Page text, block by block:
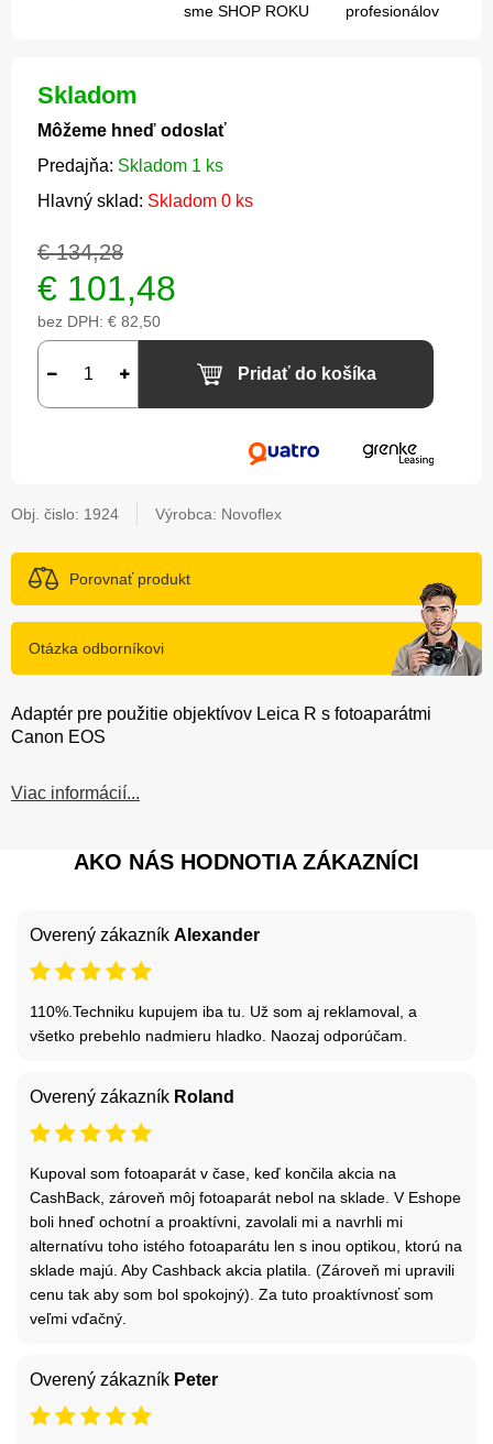
sme SHOP ROKU
profesionálov
Skladom
Môžeme hneď odoslať
Predajňa: Skladom 1 ks
Hlavný sklad: Skladom 0 ks
€ 134,28
€ 101,48
bez DPH: € 82,50
Pridať do košíka
Obj. čislo: 1924 Výrobca: Novoflex
Porovnať produkt
Otázka odborníkovi
Adaptér pre použitie objektívov Leica R s fotoaparátmi
Canon EOS
Viac informácií...
AKO NÁS HODNOTIA ZÁKAZNÍCI
Overený zákazník Alexander
110%.Techniku kupujem iba tu. Už som aj reklamoval, a
všetko prebehlo nadmieru hladko. Naozaj odporúčam.
Overený zákazník Roland
Kupoval som fotoaparát v čase, keď končila akcia na
CashBack, zároveň môj fotoaparát nebol na sklade. V Eshope
boli hneď ochotní a proaktívni, zavolali mi a navrhli mi
alternatívu toho istého fotoaparátu len s inou optikou, ktorú na
sklade majú. Aby Cashback akcia platila. (Zároveň mi upravili
cenu tak aby som bol spokojný). Za tuto proaktívnosť som
veľmi vďačný.
Overený zákazník Peter